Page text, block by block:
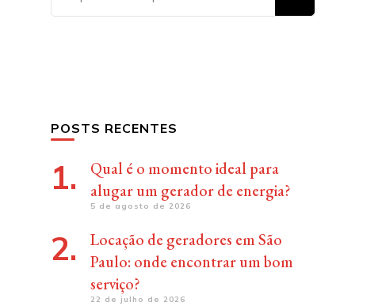
algo?
POSTS RECENTES
Qual é o momento ideal para
alugar um gerador de energia?
5 de agosto de 2026
Locação de geradores em São
Paulo: onde encontrar um bom
serviço?
22 de julho de 2026